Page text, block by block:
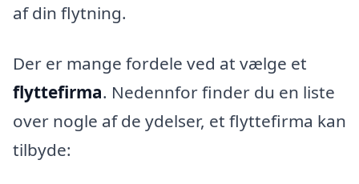
af din flytning.
Der er mange fordele ved at vælge et
flyttefirma. Nedennfor finder du en liste
over nogle af de ydelser, et flyttefirma kan
tilbyde: